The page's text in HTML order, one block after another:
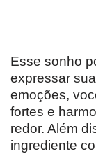
Esse sonho
expressar
emoções,
fortes e
redor. Além
ingrediente